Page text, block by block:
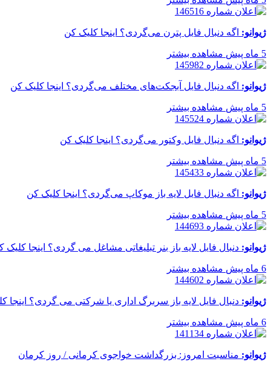
ژیوانو: اگه دنبال فایل پترن می‌گردی؟ اینجا کلیک کن
5 ماه پیش مشاهده بیشتر
ژیوانو: اگه دنبال فایل آبجکت‌های مختلف می‌گردی؟ اینجا کلیک کن
5 ماه پیش مشاهده بیشتر
ژیوانو: اگه دنبال فایل وکتور می‌گردی؟ اینجا کلیک کن
5 ماه پیش مشاهده بیشتر
ژیوانو: اگه دنبال فایل لایه باز موکاپ می‌گردی؟ اینجا کلیک کن
5 ماه پیش مشاهده بیشتر
ژیوانو: دنبال فایل لایه باز بنر تبلیغاتی مشاغل می گردی؟ اینجا کلیک
6 ماه پیش مشاهده بیشتر
ژیوانو: دنبال فایل لایه باز سربرگ اداری یا شرکتی می گردی؟ اینجا
6 ماه پیش مشاهده بیشتر
ژیوانو: مناسبت امروز: بزرگداشت خواجوی کرمانی / روز کرمان